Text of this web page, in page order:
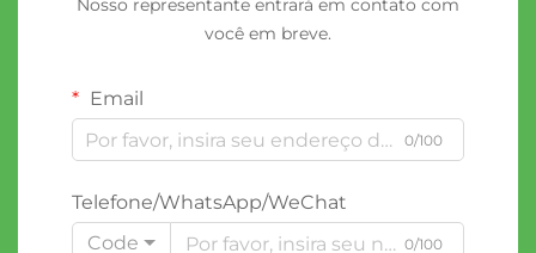
Nosso representante entrará em contato com
você em breve.
Email
0/100
Telefone/WhatsApp/WeChat
Code
0/100